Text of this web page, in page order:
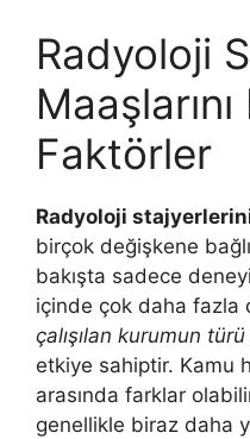
Radyoloji
Faktörler
Radyoloji
birçok değişkene
bakışta sadece
içinde çok daha fazla
çalışılan kurumun türü
etkiye sahiptir. Kamu
arasında farklar
genellikle biraz daha